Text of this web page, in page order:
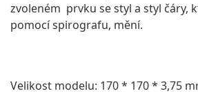
zvoleném prvku se styl a styl čáry,
pomocí spirografu, mění.
Velikost modelu: 170 * 170 * 3,75